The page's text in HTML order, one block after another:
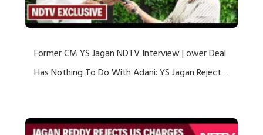
Former CM YS Jagan NDTV Interview | ower Deal
Has Nothing To Do With Adani: YS Jagan Rejects